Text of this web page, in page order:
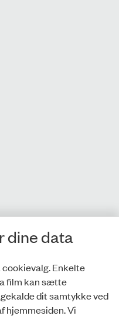
dine data
Enkelte
film kan sætte
dit samtykke ved
hjemmesiden. Vi